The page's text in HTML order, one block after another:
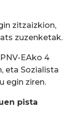
zitzaizkion,
zuzenketak.
EAko 4
eta Sozialista
egin ziren.
pista